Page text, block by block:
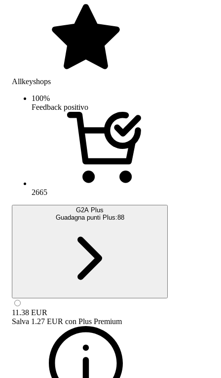
Allkeyshops
100%
Feedback positivo
2665
G2A Plus
Guadagna punti Plus:88
11.38 EUR
Salva 1.27 EUR con Plus Premium